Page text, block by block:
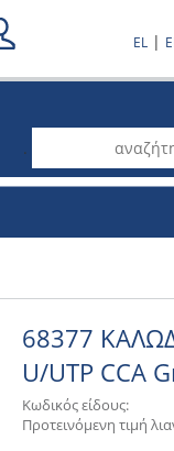
EL |
.
68377
U/UTP CCA
Κωδικός είδους:
Προτεινόμενη τιμή